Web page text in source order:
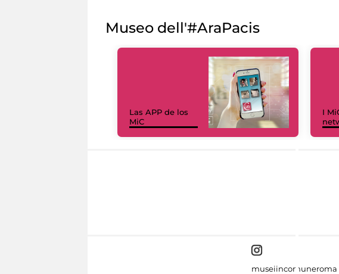
Museo dell'#AraPacis
Las APP de los
MiC
I
museiincomuneroma